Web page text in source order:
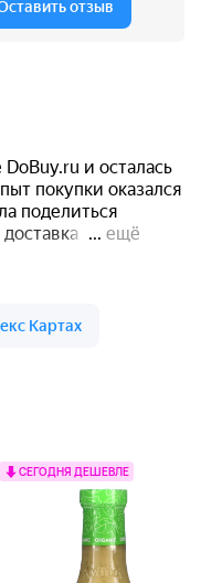
СЕГОДНЯ ДЕШЕВЛЕ